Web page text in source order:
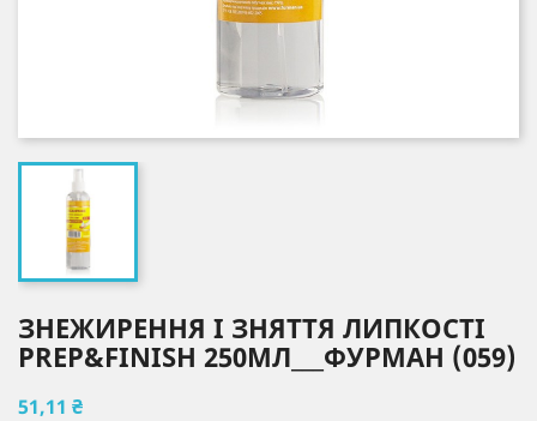
ЗНЕЖИРЕННЯ І ЗНЯТТЯ ЛИПКОСТІ
PREP&FINISH 250МЛ___ФУРМАН (059)
51,11 ₴